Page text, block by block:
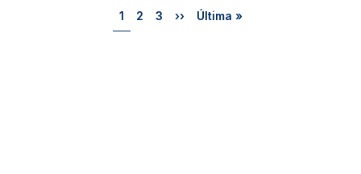
Página
1 Página
2 Página
3 Próxima página
›› Última página
Última »